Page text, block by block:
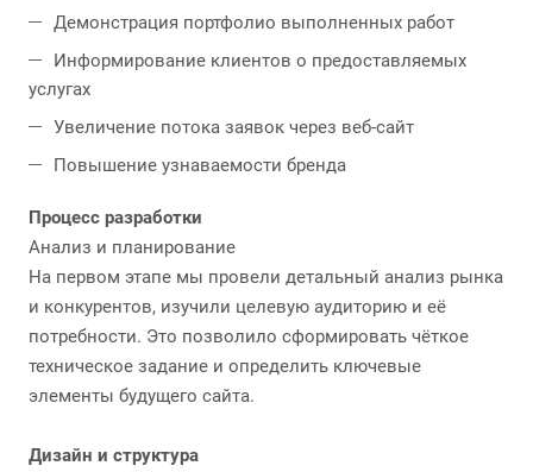
Демонстрация портфолио выполненных работ
Информирование клиентов о предоставляемых
услугах
Увеличение потока заявок через веб-сайт
Повышение узнаваемости бренда
Процесс разработки
Анализ и планирование
На первом этапе мы провели детальный анализ рынка
и конкурентов, изучили целевую аудиторию и её
потребности. Это позволило сформировать чёткое
техническое задание и определить ключевые
элементы будущего сайта.
Дизайн и структура